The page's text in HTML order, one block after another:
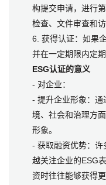
构提交申请，进行
检查、文件审查和访
6. 获得认证：如果
并在一定期限内定
ESG认证的意义
- 对企业：
- 提升企业形象：通
境、社会和治理方
形象。
- 获取融资优势：许
越关注企业的ESG
资时往往能够获得更